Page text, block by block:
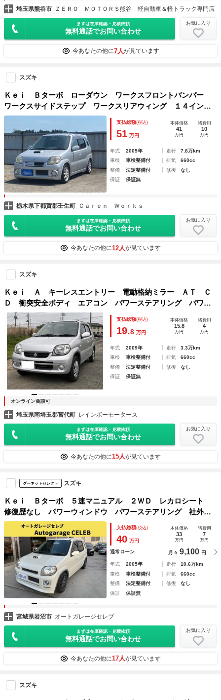
埼玉県熊谷市 ＺＥＲＯ ＭＯＴＯＲＳ熊谷 軽自動車＆軽トラック専門店
まずは在庫確認・見積依頼
無料通話でお問い合わせ
お気に入り
今あなたの他に7人が見ています
スズキ
Ｋｅｉ Ｂターボ ローダウン ワークスフロントバンパー
ワークスサイドステップ ワークスリアウィング １４インチ
アルミホイール ＣＤ ターボ ５速マニュアル
支払総額(税込)
51 万円
本体価格
41
万円
諸費用
10
万円
年式 2005年 走行
7.8万km
車検
車検整備付 排気
660cc
整備
法定整備付 修復
なし
保証
保証無
栃木県下都賀郡壬生町 Ｃａｒｅｎ Ｗｏｒｋｓ
まずは在庫確認・見積依頼
無料通話でお問い合わせ
お気に入り
今あなたの他に12人が見ています
スズキ
Ｋｅｉ Ａ キーレスエントリー 電動格納ミラー ＡＴ Ｃ
Ｄ 衝突安全ボディ エアコン パワーステアリング パワー
ウィンドウ
支払総額(税込)
19.8 万円
本体価格
15.8
万円
諸費用
4
万円
年式 2009年 走行
3.3万km
車検
車検整備付 排気
660cc
整備
法定整備付 修復
なし
保証
保証無
オンライン商談可
埼玉県南埼玉郡宮代町 レインボーモータース
まずは在庫確認・見積依頼
無料通話でお問い合わせ
お気に入り
今あなたの他に15人が見ています
グーネットセレクト スズキ
Ｋｅｉ Ｂターボ ５速マニュアル ２ＷＤ レカロシート
修復歴なし パワーウィンドウ パワーステアリング 社外ハ
ンドル、アルミホイール ＡＢＳ ＨＫＳインテーク
支払総額(税込)
40 万円
本体価格
33
万円
諸費用
7
万円
通常ローン 月々 9,100 円
年式 2005年 走行
10.6万km
車検
車検整備付 排気
660cc
整備
法定整備付 修復
なし
保証
保証無
宮城県岩沼市 オートガレージセレブ
まずは在庫確認・見積依頼
無料通話でお問い合わせ
お気に入り
今あなたの他に17人が見ています
スズキ